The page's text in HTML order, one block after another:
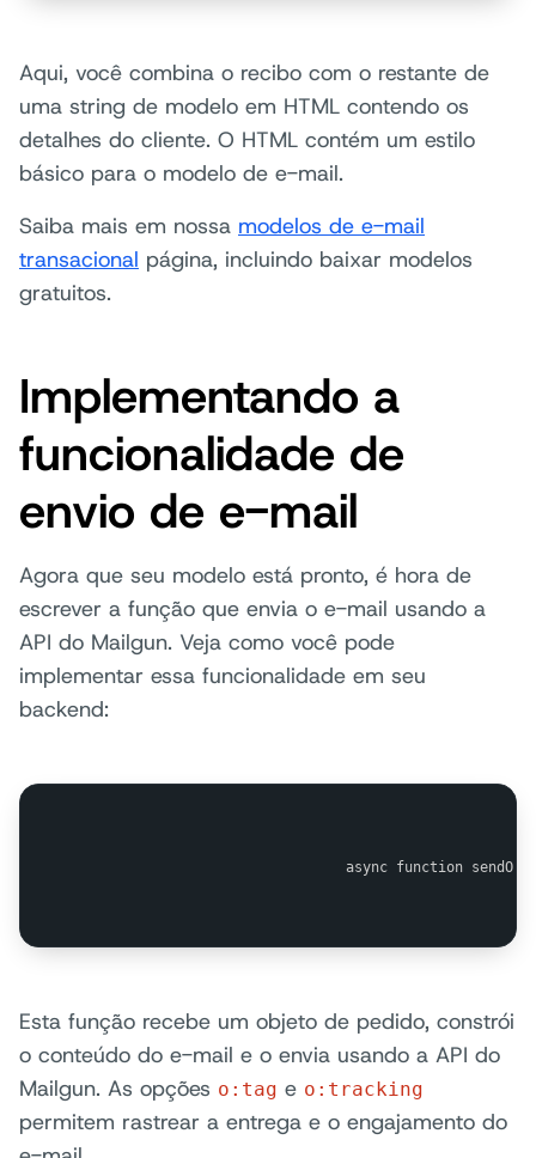
Aqui, você combina o recibo com o restante de
uma string de modelo em HTML contendo os
detalhes do cliente. O HTML contém um estilo
básico para o modelo de e-mail.
Saiba mais em nossa modelos de e-mail
transacional página, incluindo baixar modelos
gratuitos.
Implementando a
funcionalidade de
envio de e-mail
Agora que seu modelo está pronto, é hora de
escrever a função que envia o e-mail usando a
API do Mailgun. Veja como você pode
implementar essa funcionalidade em seu
backend:
async function
Esta função recebe um objeto de pedido, constrói
o conteúdo do e-mail e o envia usando a API do
Mailgun. As opções o:tag e o:tracking
permitem rastrear a entrega e o engajamento do